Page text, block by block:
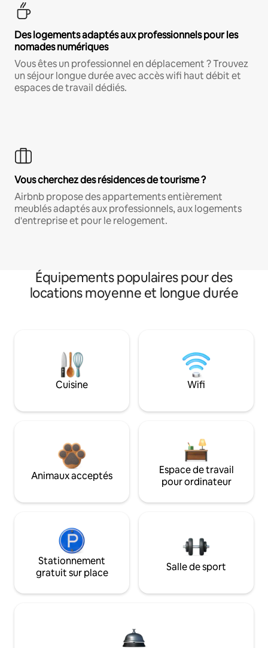
Des logements adaptés aux professionnels pour les
nomades numériques
Vous êtes un professionnel en déplacement ? Trouvez
un séjour longue durée avec accès wifi haut débit et
espaces de travail dédiés.
Vous cherchez des résidences de tourisme ?
Airbnb propose des appartements entièrement
meublés adaptés aux professionnels, aux logements
d'entreprise et pour le relogement.
Équipements populaires pour des
locations moyenne et longue durée
Cuisine Wifi
Animaux acceptés
Espace de travail
pour ordinateur
Stationnement
gratuit sur place
Salle de sport